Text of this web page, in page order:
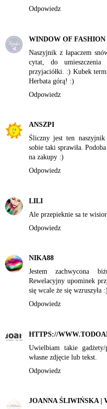
Odpowiedz
WINDOW OF
Naszyjnik z łapaczem
cytat, do
przyjaciółki. :) Kubek
Herbata górą! :)
Odpowiedz
ANSZPI
Śliczny jest ten naszyjnik
sobie taki sprawiła.
na zakupy :)
Odpowiedz
LILI
Ale przepieknie sa te
Odpowiedz
NIKA88
Jestem zachwycona
Rewelacyjny upominek
się wcale że się wzruszyła :)
Odpowiedz
HTTPS://
Uwielbiam takie
własne zdjęcie lub tekst.
Odpowiedz
JOANNA ŚLIWIŃSKA |